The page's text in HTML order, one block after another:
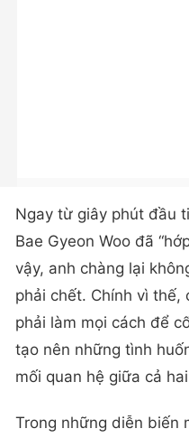
Ngay từ giây phút đầu
Bae Gyeon Woo đã
vậy, anh chàng lại
phải chết. Chính vì thế,
phải làm mọi cách để
tạo nên những tình
mối quan hệ giữa cả
Trong những diễn biến